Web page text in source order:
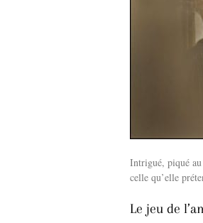
Intrigué, piqué
celle qu’elle
Le jeu de